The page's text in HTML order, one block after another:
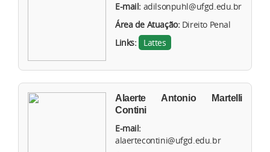
E-mail: adilsonpuhl@ufgd.edu.br
Área de Atuação: Direito Penal
Links:
Lattes
Alaerte Antonio Martelli
Contini
E-mail:
alaertecontini@ufgd.edu.br